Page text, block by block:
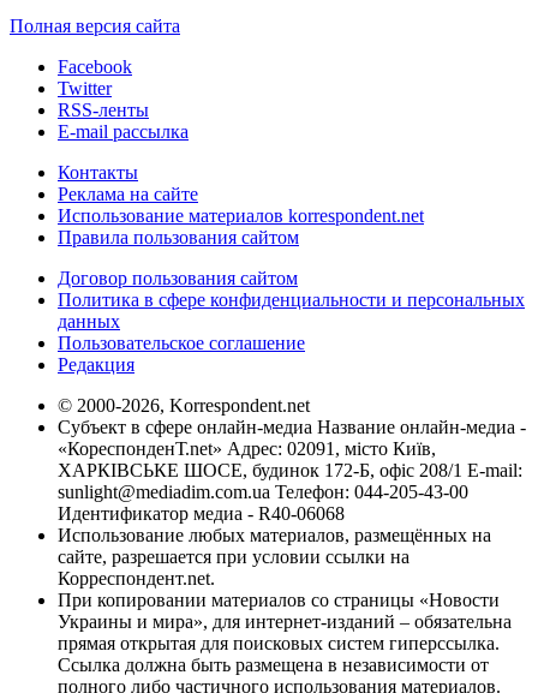
Полная версия сайта
Facebook
Twitter
RSS-ленты
E-mail рассылка
Контакты
Реклама на сайте
Использование материалов korrespondent.net
Правила пользования сайтом
Договор пользования сайтом
Политика в сфере конфиденциальности и персональных
данных
Пользовательское соглашение
Редакция
© 2000-2026, Korrespondent.net
Субъект в сфере онлайн-медиа Название онлайн-медиа -
«КореспонденТ.net» Адрес: 02091, місто Київ,
ХАРКІВСЬКЕ ШОСЕ, будинок 172-Б, офіс 208/1 E-mail:
sunlight@mediadim.com.ua Телефон: 044-205-43-00
Идентификатор медиа - R40-06068
Использование любых материалов, размещённых на
сайте, разрешается при условии ссылки на
Корреспондент.net.
При копировании материалов со страницы «Новости
Украины и мира», для интернет-изданий – обязательна
прямая открытая для поисковых систем гиперссылка.
Ссылка должна быть размещена в независимости от
полного либо частичного использования материалов.